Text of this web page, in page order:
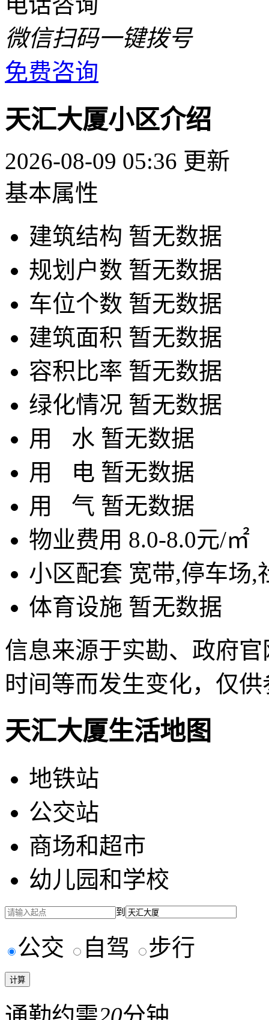
微信扫码一键拨号
免费咨询
天汇大厦小区介绍
2026-08-09 05:36 更新
基本属性
建筑结构 暂无数据
规划户数 暂无数据
车位个数 暂无数据
建筑面积 暂无数据
容积比率 暂无数据
绿化情况 暂无数据
用 水 暂无数据
用
电 暂无数据
用 气 暂无数据
物业费用 8.0-8.0元/㎡
小区配套 宽带,停车场,
体育设施 暂无数据
信息来源于实勘、政府
时间等而发生变化，仅
天汇大厦生活地图
地铁站
公交站
商场和超市
幼儿园和学校
到
公交 自驾 步行